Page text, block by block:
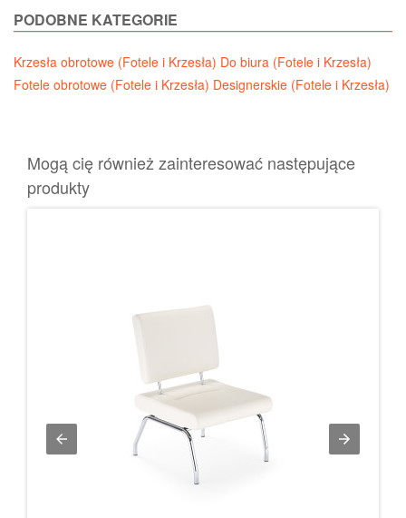
PODOBNE KATEGORIE
Krzesła obrotowe (Fotele i Krzesła) Do biura (Fotele i Krzesła)
Fotele obrotowe (Fotele i Krzesła) Designerskie (Fotele i Krzesła)
Mogą cię również zainteresować następujące
produkty